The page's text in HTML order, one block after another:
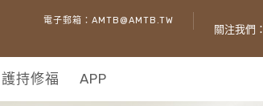
電子郵箱：AMTB@AMTB.TW
關注我們：
護持修福 APP